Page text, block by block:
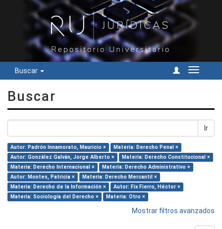
Buscar
Cambiar
Buscar
Ir
Autor: Padrón Innamorato, Mauricio ×
Materia: Derecho Penal ×
Autor: González Galván, Jorge Alberto ×
Materia: Derecho Constitucional ×
Materia: Derecho Internacional ×
Materia: Derecho Administrativo ×
Autor: Montes, Patricia ×
Materia: Derecho Mercantil ×
Materia: Derecho de la Información ×
Autor: Fix Fierro, Héctor ×
Materia: Sociología del Derecho ×
Materia: Otro ×
Mostrar filtros avanzados